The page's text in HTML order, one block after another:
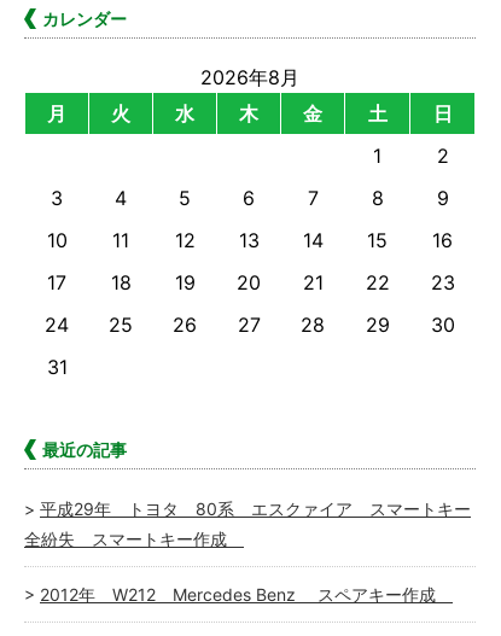
カレンダー
2026年8月
月
火 水 木 金 土
日
1
2
3
4 5 6 7 8
9
10
11 12 13 14 15
16
17
18 19 20 21 22
23
24
25 26 27 28 29
30
31
最近の記事
平成29年 トヨタ 80系 エスクァイア スマートキー
全紛失 スマートキー作成
2012年 W212 Mercedes Benz スペアキー作成